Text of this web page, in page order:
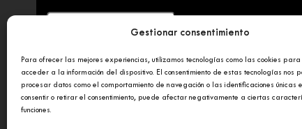
Gestionar consentimiento
Para ofrecer las mejores experiencias, utilizamos tecnologías como las cookies
acceder a la información del dispositivo. El consentimiento de estas tecnologías nos
procesar datos como el comportamiento de navegación o las identificaciones únicas
consentir o retirar el consentimiento, puede afectar negativamente a ciertas
funciones.